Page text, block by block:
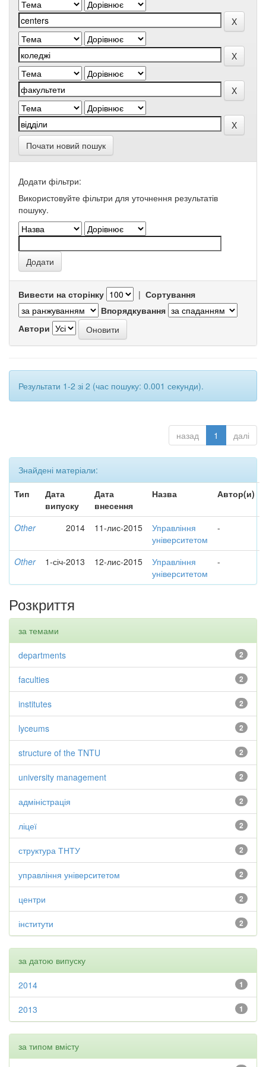
Почати новий пошук
Додати фільтри:
Використовуйте фільтри для уточнення результатів
пошуку.
Вивести на сторінку | Сортування
Впорядкування
Автори
Результати 1-2 зі 2 (час пошуку: 0.001 секунди).
назад 1 далі
Знайдені матеріали:
Тип
Дата
випуску
Дата
внесення
Назва Автор(и)
Other 2014 11-лис-2015
Управління
університетом
-
Other 1-січ-2013 12-лис-2015
Управління
університетом
-
Розкриття
за темами
2
departments
2
faculties
2
institutes
2
lyceums
2
structure of the TNTU
2
university management
2
адміністрація
2
ліцеї
2
структура ТНТУ
2
управління університетом
2
центри
2
інститути
за датою випуску
1
2014
1
2013
за типом вмісту